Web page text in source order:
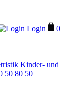
Login
0
Kinder- und
50 80 50